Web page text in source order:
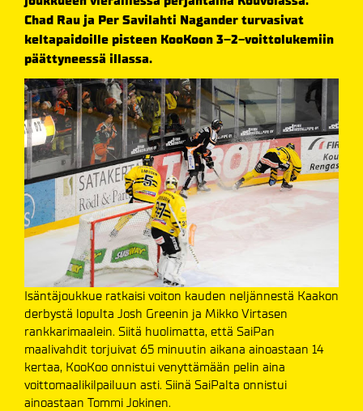
Chad Rau ja Per Savilahti Nagander turvasivat
keltapaidoille pisteen KooKoon 3–2-voittolukemiin
päättyneessä illassa.
Isäntäjoukkue ratkaisi voiton kauden neljännestä Kaakon
derbystä lopulta Josh Greenin ja Mikko Virtasen
rankkarimaalein. Siitä huolimatta, että SaiPan
maalivahdit torjuivat 65 minuutin aikana ainoastaan 14
kertaa, KooKoo onnistui venyttämään pelin aina
voittomaalikilpailuun asti. Siinä SaiPalta onnistui
ainoastaan Tommi Jokinen.